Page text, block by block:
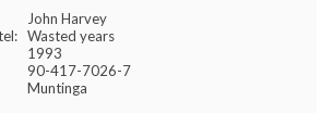
John Harvey
Wasted years
1993
90-417-7026-7
Muntinga